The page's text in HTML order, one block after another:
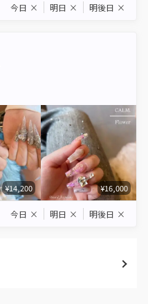
今日 × 明日 × 明後日 ×
¥14,200 ¥16,000
今日 × 明日 × 明後日 ×